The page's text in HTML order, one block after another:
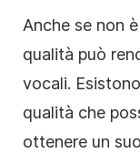
Anche se non
qualità può
vocali.
qualità che
ottenere un